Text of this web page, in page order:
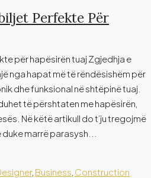
Perfekte Për
për hapësirën tuaj Zgjedhja e
nga hapat më të rëndësishëm për
dhe funksional në shtëpinë tuaj.
të përshtaten me hapësirën,
Në këtë artikull do t’ju tregojmë
marrë parasysh...
, Business Construction